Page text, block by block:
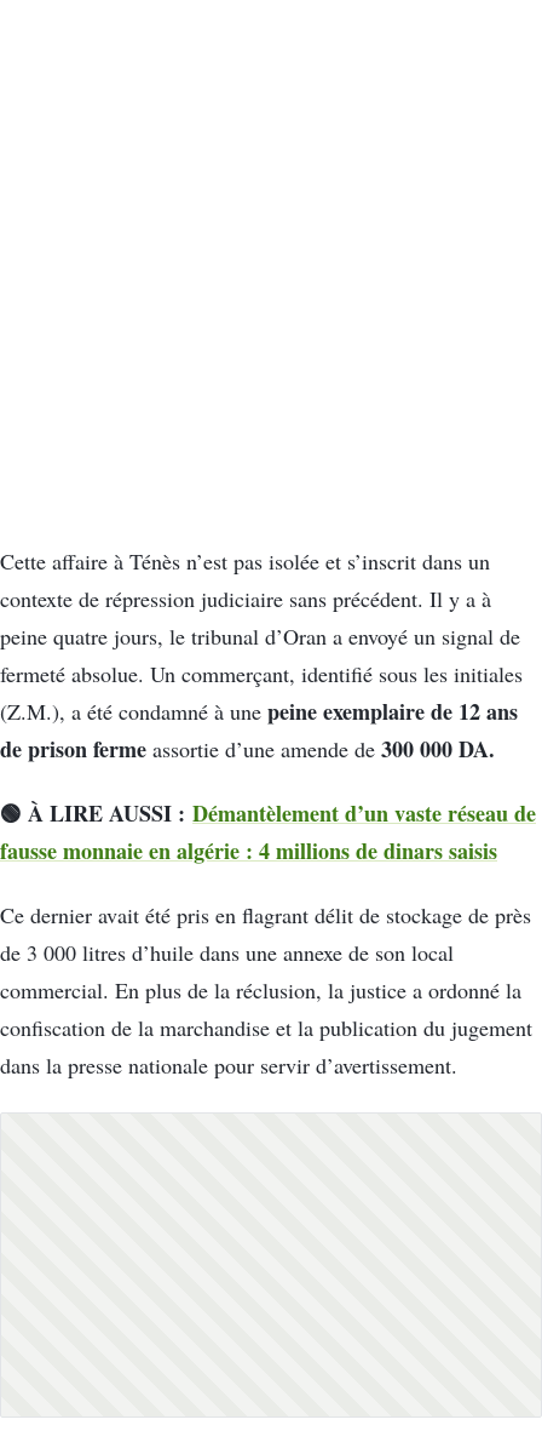
Cette affaire à Ténès n’est pas isolée et s’inscrit dans un
contexte de répression judiciaire sans précédent. Il y a à
peine quatre jours, le tribunal d’Oran a envoyé un signal de
fermeté absolue. Un commerçant, identifié sous les initiales
(Z.M.), a été condamné à une peine exemplaire de 12 ans
de prison ferme assortie d’une amende de 300 000 DA.
🟢 À LIRE AUSSI : Démantèlement d’un vaste réseau de
fausse monnaie en algérie : 4 millions de dinars saisis
Ce dernier avait été pris en flagrant délit de stockage de près
de 3 000 litres d’huile dans une annexe de son local
commercial. En plus de la réclusion, la justice a ordonné la
confiscation de la marchandise et la publication du jugement
dans la presse nationale pour servir d’avertissement.